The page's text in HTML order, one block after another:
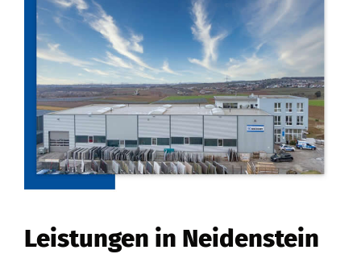
Leistungen in Neidenstein